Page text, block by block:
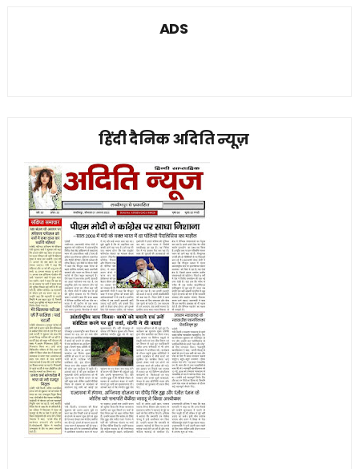
ADS
हिंदी दैनिक अदिति न्यूज़